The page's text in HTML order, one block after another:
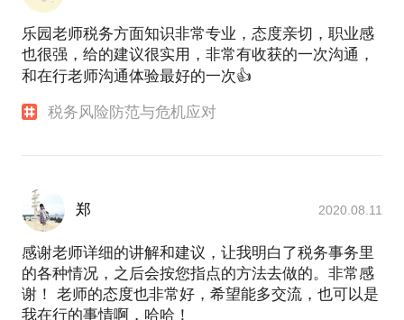
乐园老师税务方面知识非常专业，态度亲切，职业感
也很强，给的建议很实用，非常有收获的一次沟通，
和在行老师沟通体验最好的一次👍
税务风险防范与危机应对
郑 2020.08.11
感谢老师详细的讲解和建议，让我明白了税务事务里
的各种情况，之后会按您指点的方法去做的。非常感
谢！ 老师的态度也非常好，希望能多交流，也可以是
我在行的事情啊，哈哈！